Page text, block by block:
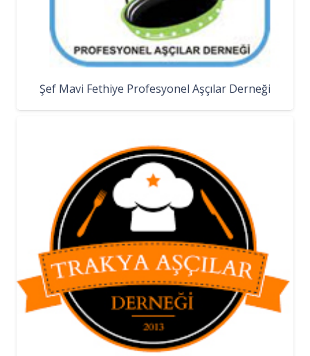
Şef Mavi Fethiye Profesyonel Aşçılar Derneği